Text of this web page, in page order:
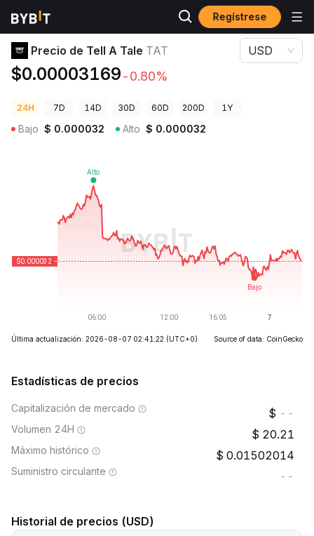
Regístrese
Precios de Criptomonedas Precio de Tell A Tale TAT
Precio de Tell A Tale TAT
$0.00003169-0.80%
USD
24H 7D 14D 30D 60D 200D 1Y
Bajo $ 0.000032 Alto $ 0.000032
Última actualización: 2026-08-07 02:41:22 (UTC+0) Source of data: CoinGecko
Estadísticas de precios
Capitalización de mercado --
Volumen 24H 20.21
Máximo histórico 0.01502014
Suministro circulante --
Historial de precios (USD)